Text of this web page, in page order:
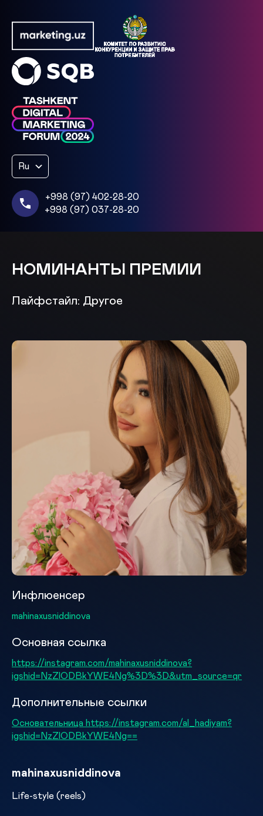
Ru
+998 (97) 402-28-20
+998 (97) 037-28-20
НОМИНАНТЫ ПРЕМИИ
Лайфстайл: Другое
Инфлюенсер
mahinaxusniddinova
Основная ссылка
https://instagram.com/mahinaxusniddinova?
igshid=NzZlODBkYWE4Ng%3D%3D&utm_source=qr
Дополнительные ссылки
Основательница https://instagram.com/al_hadiyam?
igshid=NzZlODBkYWE4Ng==
mahinaxusniddinova
Life-style (reels)